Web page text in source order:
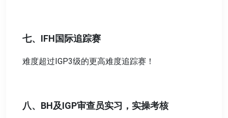
七、IFH国际追踪赛
难度超过IGP3级的更高难度追踪赛！
八、BH及IGP审查员实习，实操考核